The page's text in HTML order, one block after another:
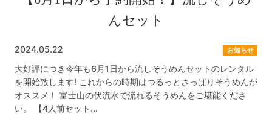
んセット
2024.05.22 お知らせ
大好評につき今年も6月1日から流しそうめんセットのレンタル
を開始致します! これからの時期はつるっとさっぱりそうめんが
オススメ！ 富士山の伏流水で流れるそうめんをご堪能くださ
い。 【4人前セット...